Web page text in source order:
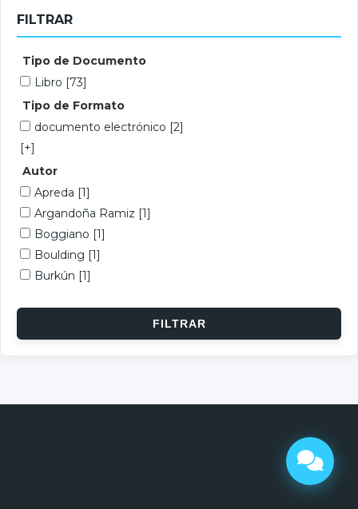
FILTRAR
Tipo de Documento
Libro [73]
Tipo de Formato
documento electrónico [2]
[+]
Autor
Apreda [1]
Argandoña Ramiz [1]
Boggiano [1]
Boulding [1]
Burkún [1]